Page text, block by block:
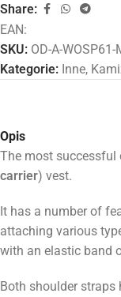
Share:
EAN:
SKU: OD-A-WOSP61-
Kategorie: Inne,
Opis
The most successful
carrier) vest.
It has a number of
attaching various
with an elastic band
Both shoulder straps